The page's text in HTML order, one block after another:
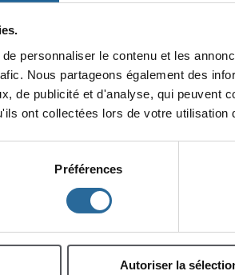
Préférences
Enfants